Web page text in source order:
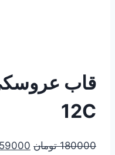
12C
180000 تومان قیمت